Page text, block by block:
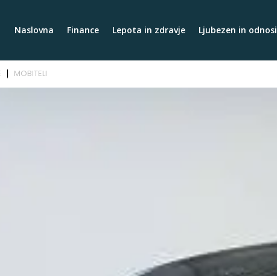
Naslovna Finance Lepota in zdravje Ljubezen in odnosi